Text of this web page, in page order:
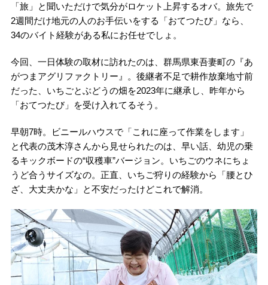
「旅」と聞いただけで気分がロケット上昇するオバ。旅先で
2週間だけ地元の人のお手伝いをする「おてつたび」なら、
34のバイト経験がある私にお任せでしょ。
今回、一日体験の取材に訪れたのは、群馬県東吾妻町の『あ
がつまアグリファクトリー』。後継者不足で耕作放棄地寸前
だった、いちごとぶどうの畑を2023年に継承し、昨年から
「おてつたび」を受け入れてるそう。
早朝7時。ビニールハウスで「これに座って作業をします」
と代表の茂木淳さんから見せられたのは、早い話、幼児の乗
るキックボードの“収穫車”バージョン。いちごのウネにちょ
うど合うサイズなの。正直、いちご狩りの経験から「腰とひ
ざ、大丈夫かな」と不安だったけどこれで解消。